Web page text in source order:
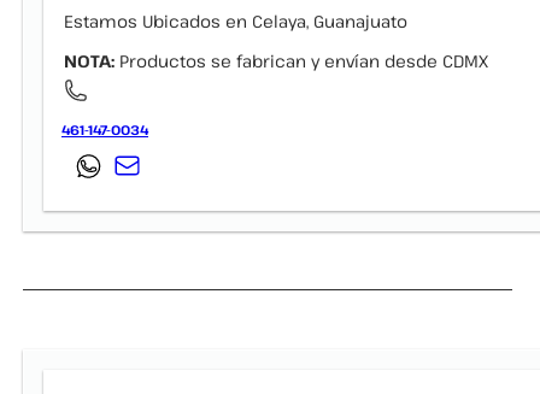
Estamos Ubicados en Celaya, Guanajuato
NOTA: Productos se fabrican y envían desde CDMX
461-147-0034